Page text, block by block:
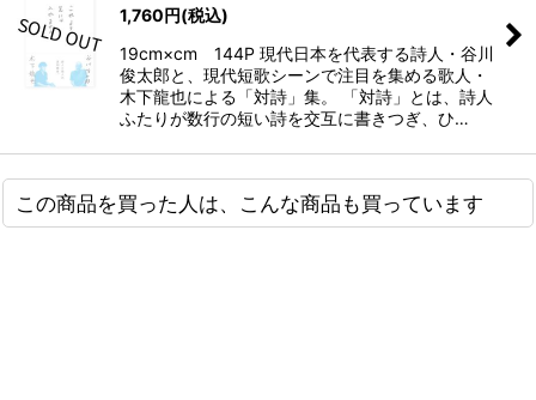
1,760円(税込)
19cm×cm 144P 現代日本を代表する詩人・谷川
俊太郎と、現代短歌シーンで注目を集める歌人・
木下龍也による「対詩」集。 「対詩」とは、詩人
ふたりが数行の短い詩を交互に書きつぎ、ひ…
この商品を買った人は、こんな商品も買っています